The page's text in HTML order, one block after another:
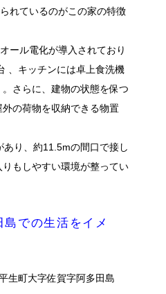
れているのがこの家の特徴
オール電化が導入されており
、キッチンには卓上食洗機
。さらに、建物の状態を保つ
外の荷物を収納できる物置
り、約11.5mの間口で接し
りもしやすい環境が整ってい
での生活をイメ
町大字佐賀字阿多田島